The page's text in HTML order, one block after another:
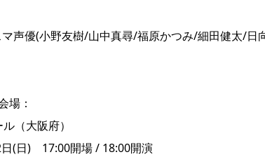
声優(小野友樹/山中真尋/福原かつみ/細田健太/
場：
（大阪府）
(日) 17:00開場 / 18:00開演